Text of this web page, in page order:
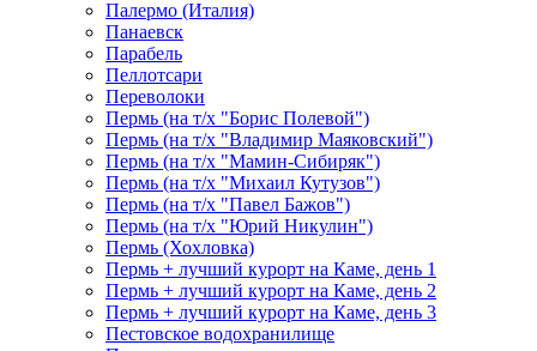
Палермо (Италия)
Панаевск
Парабель
Пеллотсари
Переволоки
Пермь (на т/х "Борис Полевой")
Пермь (на т/х "Владимир Маяковский")
Пермь (на т/х "Мамин-Сибиряк")
Пермь (на т/х "Михаил Кутузов")
Пермь (на т/х "Павел Бажов")
Пермь (на т/х "Юрий Никулин")
Пермь (Хохловка)
Пермь + лучший курорт на Каме, день 1
Пермь + лучший курорт на Каме, день 2
Пермь + лучший курорт на Каме, день 3
Пестовское водохранилище